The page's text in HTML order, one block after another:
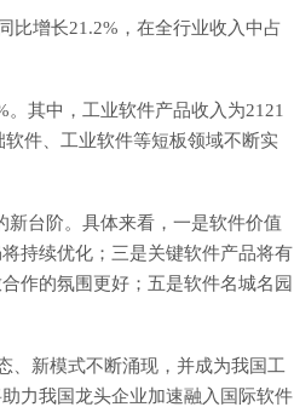
比增长21.2%，在全行业收入中占
其中，工业软件产品收入为2121
件、工业软件等短板领域不断实
台阶。具体来看，一是软件价值
持续优化；三是关键软件产品将有
作的氛围更好；五是软件名城名园
、新模式不断涌现，并成为我国工
力我国龙头企业加速融入国际软件